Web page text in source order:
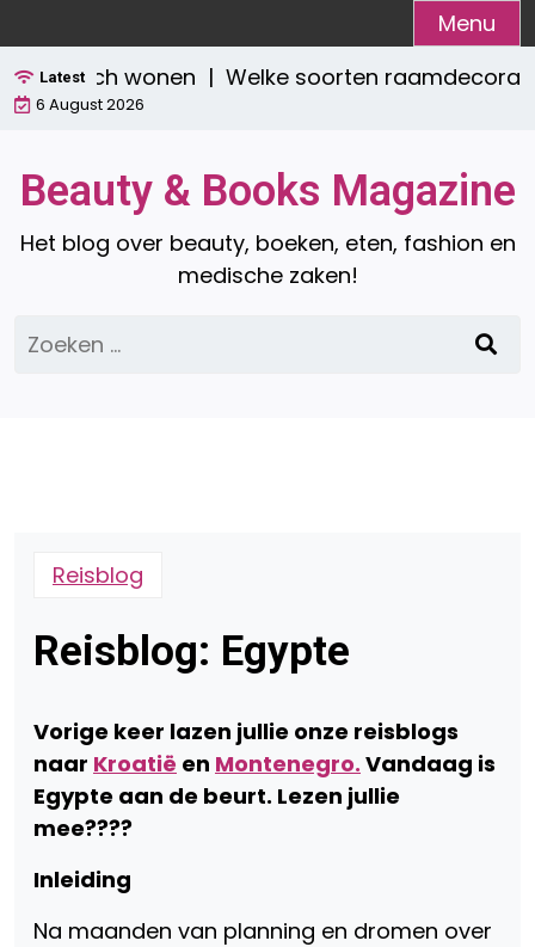
naar
de
inhoud
Menu
Latest wonen |Welke soorten raamdecoratie
6 August 2026
Beauty & Books Magazine
Het blog over beauty, boeken, eten, fashion en
medische zaken!
Zoeken
naar:
Reisblog
Reisblog: Egypte
Vorige keer lazen jullie onze reisblogs
naar Kroatië en Montenegro. Vandaag is
Egypte aan de beurt. Lezen jullie
mee????
Inleiding
Na maanden van planning en dromen over